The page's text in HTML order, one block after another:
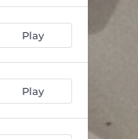
05:26
Els fanalets (feat. Maya Perez & Morgana Pérez)
A sa llum des cresol (feat. Nelo A. Sanz) 02:34
Play
Play